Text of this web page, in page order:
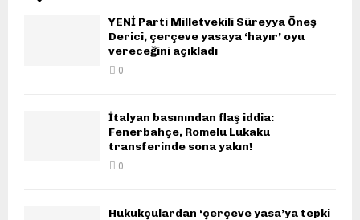
YENİ Parti Milletvekili Süreyya Öneş
Derici, çerçeve yasaya ‘hayır’ oyu
vereceğini açıkladı
0
İtalyan basınından flaş iddia:
Fenerbahçe, Romelu Lukaku
transferinde sona yakın!
0
Hukukçulardan ‘çerçeve yasa’ya tepki